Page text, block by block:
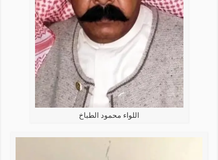
اللواء محمود الطباخ